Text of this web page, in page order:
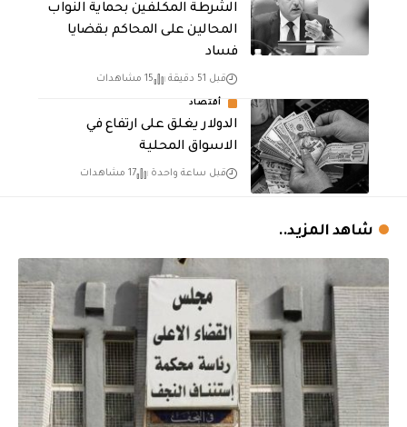
الشرطة المكلفين بحماية النواب
المحالين على المحاكم بقضايا
فساد
قبل 51 دقيقة 15 مشاهدات
أقتصاد
الدولار يغلق على ارتفاع في
الاسواق المحلية
قبل ساعة واحدة 17 مشاهدات
شاهد المزيد..